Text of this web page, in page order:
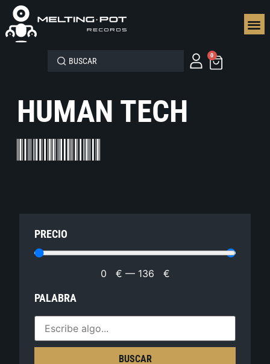
0
HUMAN TECH
PRECIO
0 € — 136 €
PALABRA
BUSCAR